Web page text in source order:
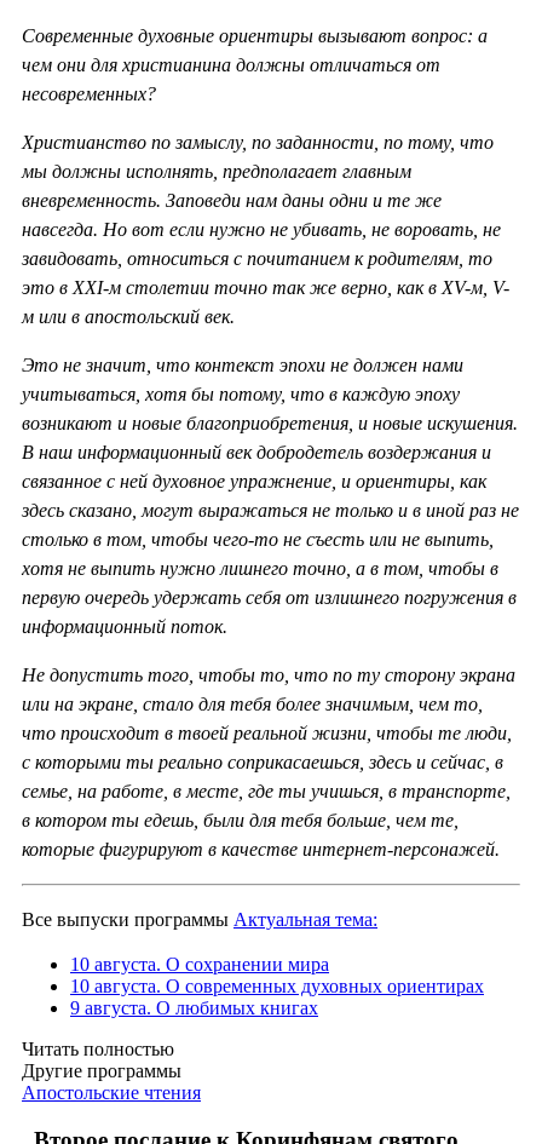
Современные духовные ориентиры вызывают вопрос: а
чем они для христианина должны отличаться от
несовременных?
Христианство по замыслу, по заданности, по тому, что
мы должны исполнять, предполагает главным
вневременность. Заповеди нам даны одни и те же
навсегда. Но вот если нужно не убивать, не воровать, не
завидовать, относиться с почитанием к родителям, то
это в ХХI-м столетии точно так же верно, как в XV-м, V-
м или в апостольский век.
Это не значит, что контекст эпохи не должен нами
учитываться, хотя бы потому, что в каждую эпоху
возникают и новые благоприобретения, и новые искушения.
В наш информационный век добродетель воздержания и
связанное с ней духовное упражнение, и ориентиры, как
здесь сказано, могут выражаться не только и в иной раз не
столько в том, чтобы чего-то не съесть или не выпить,
хотя не выпить нужно лишнего точно, а в том, чтобы в
первую очередь удержать себя от излишнего погружения в
информационный поток.
Не допустить того, чтобы то, что по ту сторону экрана
или на экране, стало для тебя более значимым, чем то,
что происходит в твоей реальной жизни, чтобы те люди,
с которыми ты реально соприкасаешься, здесь и сейчас, в
семье, на работе, в месте, где ты учишься, в транспорте,
в котором ты едешь, были для тебя больше, чем те,
которые фигурируют в качестве интернет-персонажей.
Все выпуски программы Актуальная тема:
10 августа. О сохранении мира
10 августа. О современных духовных ориентирах
9 августа. О любимых книгах
Читать полностью
Другие программы
Апостольские чтения